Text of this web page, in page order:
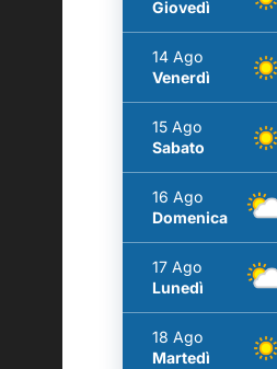
Giovedì
14 Ago
Venerdì
15 Ago
Sabato
16 Ago
Domenica
17 Ago
Lunedì
18 Ago
Martedì